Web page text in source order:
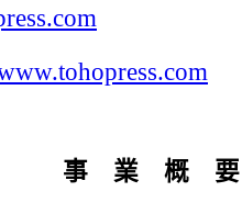
事 業 概 要